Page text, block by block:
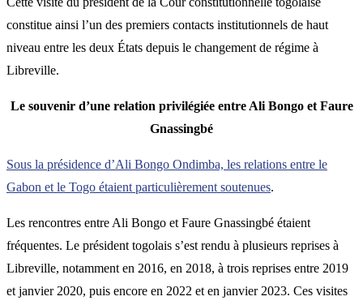
constitue ainsi l’un des premiers contacts institutionnels de haut
niveau entre les deux États depuis le changement de régime à
Libreville.
Le souvenir d’une relation privilégiée entre Ali Bongo et Faure
Gnassingbé
Sous la présidence d’Ali Bongo Ondimba, les relations entre le
Gabon et le Togo étaient particulièrement soutenues.
Les rencontres entre Ali Bongo et Faure Gnassingbé étaient
fréquentes. Le président togolais s’est rendu à plusieurs reprises à
Libreville, notamment en 2016, en 2018, à trois reprises entre 2019
et janvier 2020, puis encore en 2022 et en janvier 2023. Ces visites